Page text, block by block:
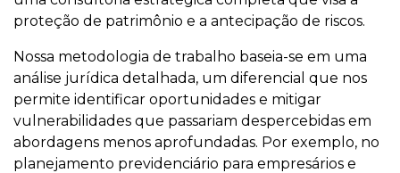
proteção de patrimônio e a antecipação de riscos.
Nossa metodologia de trabalho baseia-se em uma
análise jurídica detalhada, um diferencial que nos
permite identificar oportunidades e mitigar
vulnerabilidades que passariam despercebidas em
abordagens menos aprofundadas. Por exemplo, no
planejamento previdenciário para empresários e